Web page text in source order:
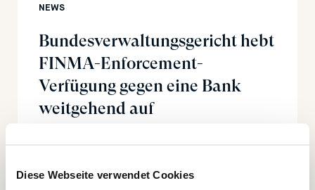
Diese Webseite verwendet Cookies
NEWS
Bundesverwaltungsgericht hebt
FINMA-Enforcement-
Verfügung gegen eine Bank
weitgehend auf